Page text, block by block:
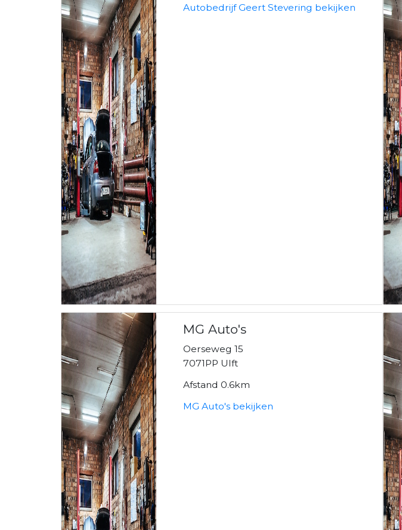
Autobedrijf Geert Stevering bekijken
MG Auto's
Oerseweg 15
7071PP Ulft
Afstand 0.6km
MG Auto's bekijken